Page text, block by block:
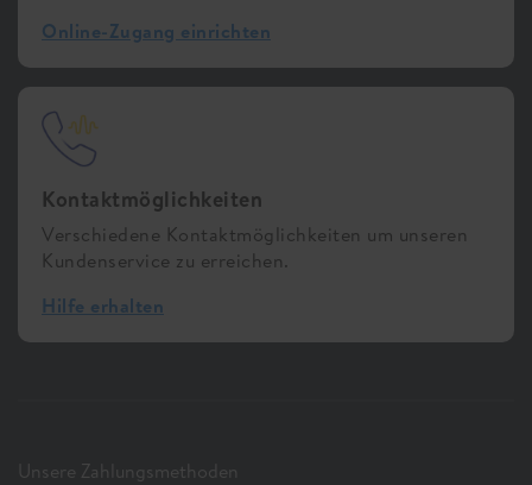
Online-Zugang einrichten
Kontaktmöglichkeiten
Verschiedene Kontaktmöglichkeiten um unseren
Kundenservice zu erreichen.
Hilfe erhalten
Unsere Zahlungsmethoden